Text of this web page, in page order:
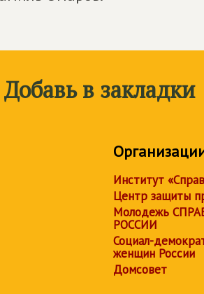
Добавь в закладки
Институт
Центр защиты
Молодежь
РОССИИ
Социал-
женщин России
Домсовет